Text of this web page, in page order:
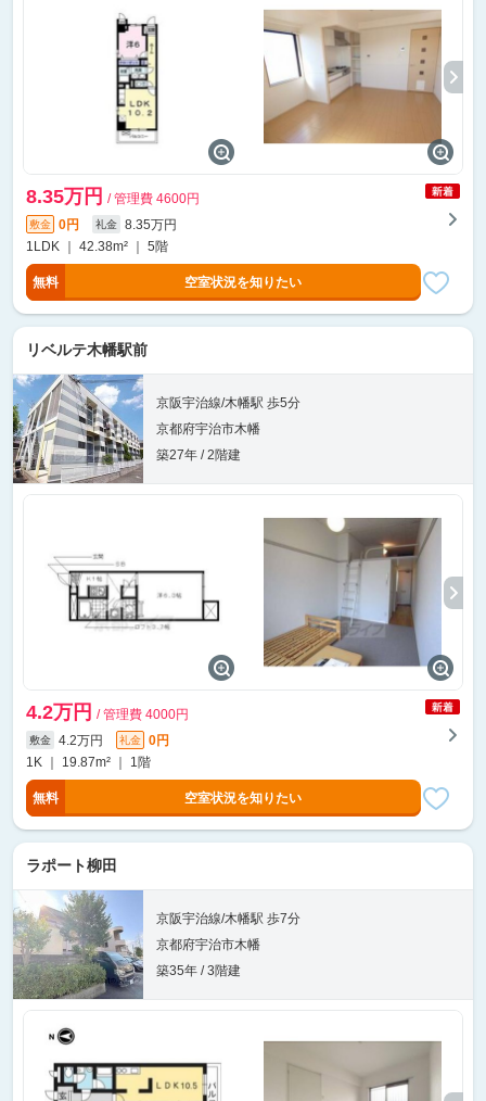
8.35万円 / 管理費 4600円
敷金 0円 礼金
8.35万円
1LDK ｜ 42.38m² ｜ 5階
無料 空室状況を知りたい
リベルテ木幡駅前
京阪宇治線/木幡駅 歩5分
京都府宇治市木幡
築27年 / 2階建
4.2万円 / 管理費 4000円
敷金 4.2万円 礼金
0円
1K ｜ 19.87m² ｜ 1階
無料 空室状況を知りたい
ラポート柳田
京阪宇治線/木幡駅 歩7分
京都府宇治市木幡
築35年 / 3階建